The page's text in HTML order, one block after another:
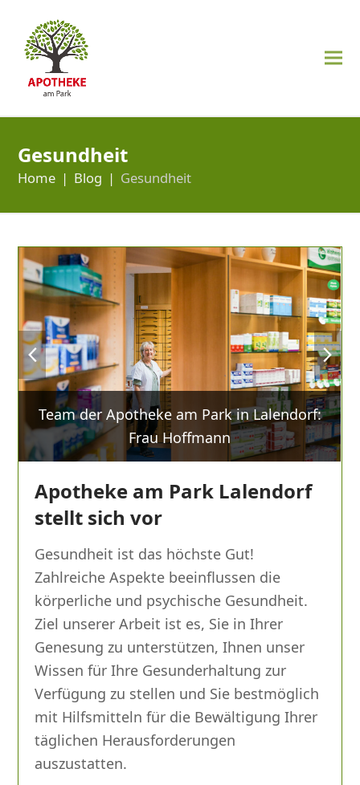
Gesundheit
Home | Blog | Gesundheit
Team der Apotheke am Park in Lalendorf:
Frau Hoffmann
previous
slide
next
slide
Apotheke am Park Lalendorf
stellt sich vor
Gesundheit ist das höchste Gut!
Zahlreiche Aspekte beeinflussen die
körperliche und psychische Gesundheit.
Ziel unserer Arbeit ist es, Sie in Ihrer
Genesung zu unterstützen, Ihnen unser
Wissen für Ihre Gesunderhaltung zur
Verfügung zu stellen und Sie bestmöglich
mit Hilfsmitteln für die Bewältigung Ihrer
täglichen Herausforderungen
auszustatten.